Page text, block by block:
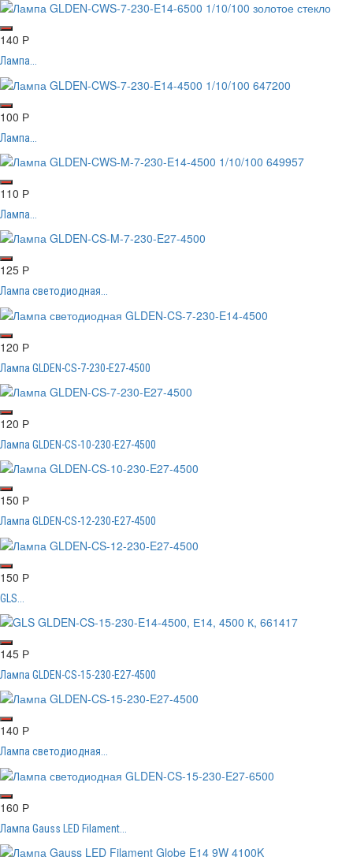
140 Р
Лампа...
100 Р
Лампа...
110 Р
Лампа...
125 Р
Лампа светодиодная...
120 Р
Лампа GLDEN-CS-7-230-E27-4500
120 Р
Лампа GLDEN-CS-10-230-E27-4500
150 Р
Лампа GLDEN-CS-12-230-E27-4500
150 Р
GLS...
145 Р
Лампа GLDEN-CS-15-230-E27-4500
140 Р
Лампа светодиодная...
160 Р
Лампа Gauss LED Filament...